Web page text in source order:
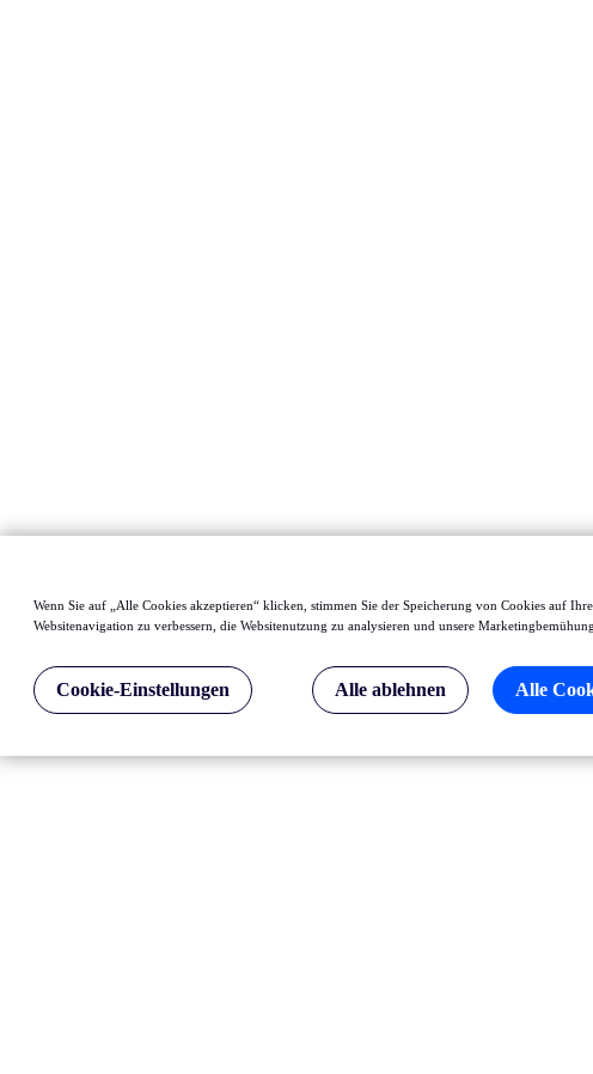
Wenn Sie auf „Alle Cookies akzeptieren“ klicken, stimmen Sie der Speicherung von Cookies auf
Websitenavigation zu verbessern, die Websitenutzung zu analysieren und unsere
Cookie-Einstellungen Alle ablehnen Alle